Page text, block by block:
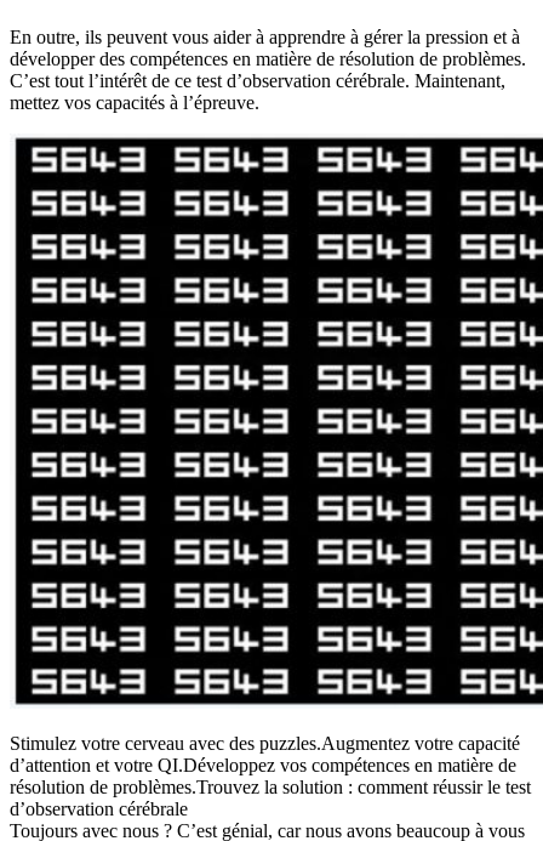
En outre, ils peuvent vous aider à apprendre à gérer la pression et à
développer des compétences en matière de résolution de problèmes.
C’est tout l’intérêt de ce test d’observation cérébrale. Maintenant,
mettez vos capacités à l’épreuve.
Stimulez votre cerveau avec des puzzles.Augmentez votre capacité
d’attention et votre QI.Développez vos compétences en matière de
résolution de problèmes.Trouvez la solution : comment réussir le test
d’observation cérébrale
Toujours avec nous ? C’est génial, car nous avons beaucoup à vous